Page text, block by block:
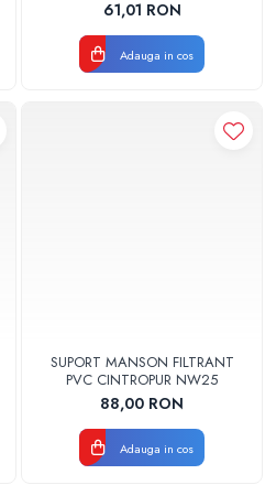
61,01 RON
Adauga in cos
SUPORT MANSON FILTRANT
PVC CINTROPUR NW25
88,00 RON
Adauga in cos